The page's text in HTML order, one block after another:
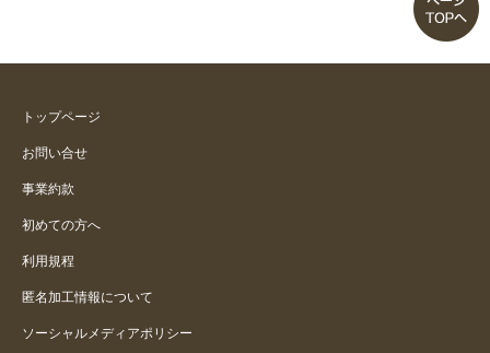
トップページ
お問い合せ
事業約款
初めての方へ
利用規程
匿名加工情報について
ソーシャルメディアポリシー